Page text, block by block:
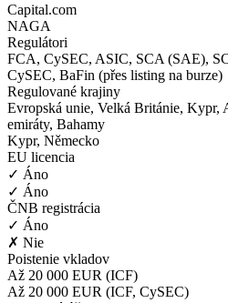
Capital.com
NAGA
Regulátori
FCA, CySEC, ASIC, SCA (SAE),
CySEC, BaFin (přes listing na burze)
Regulované krajiny
Evropská unie, Velká Británie, Kypr,
emiráty, Bahamy
Kypr, Německo
EU licencia
✓ Áno
✓ Áno
ČNB registrácia
✓ Áno
✗ Nie
Poistenie vkladov
Až 20 000 EUR (ICF)
Až 20 000 EUR (ICF, CySEC)